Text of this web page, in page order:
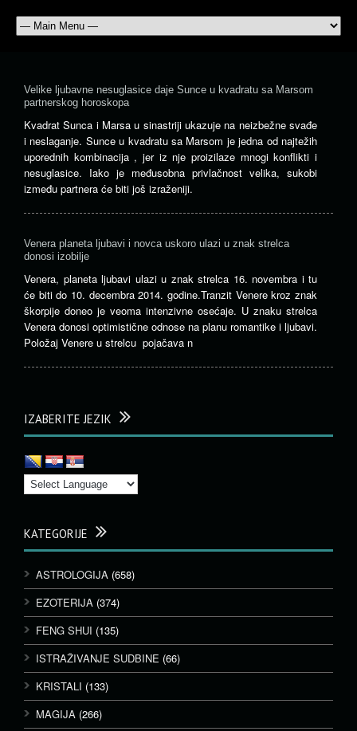
Velike ljubavne nesuglasice daje Sunce u kvadratu sa Marsom
partnerskog horoskopa
Kvadrat Sunca i Marsa u sinastriji ukazuje na neizbežne svađe
i neslaganje. Sunce u kvadratu sa Marsom je jedna od najtežih
uporednih kombinacija , jer iz nje proizilaze mnogi konflikti i
nesuglasice. Iako je međusobna privlačnost velika, sukobi
između partnera će biti još izraženiji.
Venera planeta ljubavi i novca uskoro ulazi u znak strelca
donosi izobilje
Venera, planeta ljubavi ulazi u znak strelca 16. novembra i tu
će biti do 10. decembra 2014. godine.Tranzit Venere kroz znak
škorpije doneo je veoma intenzivne osećaje. U znaku strelca
Venera donosi optimistične odnose na planu romantike i ljubavi.
Položaj Venere u strelcu pojačava n
IZABERITE JEZIK
KATEGORIJE
ASTROLOGIJA (658)
EZOTERIJA (374)
FENG SHUI (135)
ISTRAŽIVANJE SUDBINE (66)
KRISTALI (133)
MAGIJA (266)